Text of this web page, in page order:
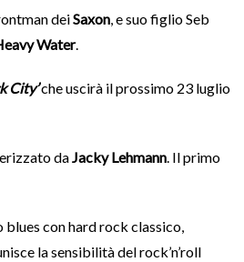
deiSaxon, e suo figlio Seb
Water.
City’che uscirà il prossimo 23 luglio
daJacky Lehmann. Il primo
con hard rock classico,
la sensibilità del rock’n’roll